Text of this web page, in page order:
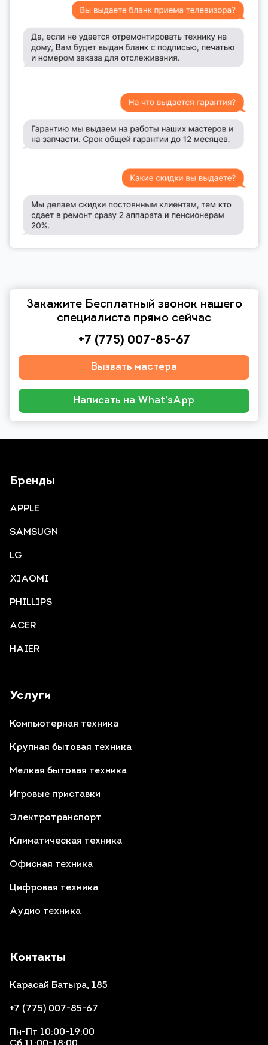
Закажите Бесплатный звонок нашего
специалиста прямо сейчас
+7 (775) 007-85-67
Вызвать мастера
Написать на What'sApp
Контакты
Карасай Батыра, 185
+7 (775) 007-85-67
Пн-Пт 10:00-19:00
Услуги
Компьютерная техника
Крупная бытовая техника
Мелкая бытовая техника
Игровые приставки
Электротранспорт
Климатическая техника
Офисная техника
Цифровая техника
Аудио техника
Бренды
APPLE
SAMSUGN
LG
XIAOMI
PHILLIPS
ACER
HAIER